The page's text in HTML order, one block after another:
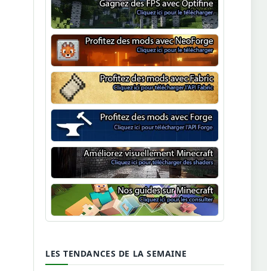
Optifine
NeoForge
Minecraft Fabric
Minecraft Forge
Shaders Minecraft
Guide Minecraft
LES TENDANCES DE LA SEMAINE